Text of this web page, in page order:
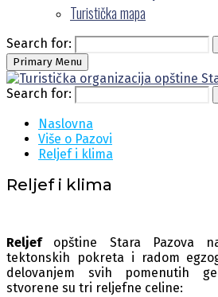
Turistička mapa
Search for:
Primary Menu
Search for:
Naslovna
Više o Pazovi
Reljef i klima
Reljef i klima
Reljefopštine Stara Pazova
tektonskih pokreta i radom
delovanjem svih pomenutih
stvorene su tri reljefne celine: